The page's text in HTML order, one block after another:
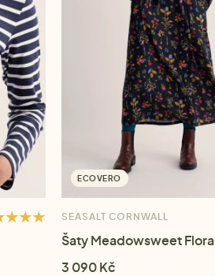
ECOVERO
SEASALT CORNWALL
Šaty Meadowsweet Flora
3 090 Kč